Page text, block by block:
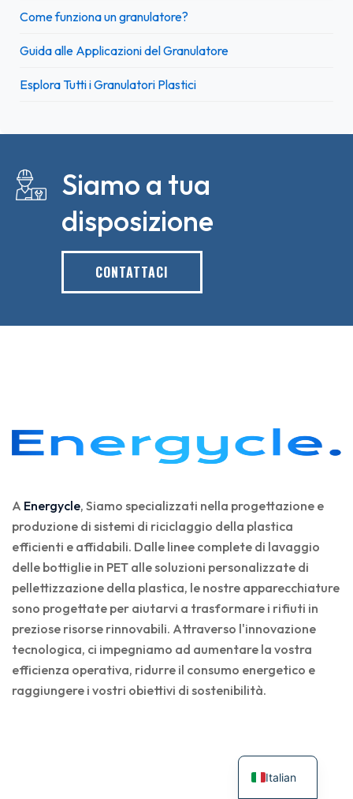
Come funziona un granulatore?
Guida alle Applicazioni del Granulatore
Esplora Tutti i Granulatori Plastici
Siamo a tua
disposizione
CONTATTACI
A Energycle, Siamo specializzati nella progettazione e
produzione di sistemi di riciclaggio della plastica
efficienti e affidabili. Dalle linee complete di lavaggio
delle bottiglie in PET alle soluzioni personalizzate di
pellettizzazione della plastica, le nostre apparecchiature
sono progettate per aiutarvi a trasformare i rifiuti in
preziose risorse rinnovabili. Attraverso l'innovazione
tecnologica, ci impegniamo ad aumentare la vostra
efficienza operativa, ridurre il consumo energetico e
raggiungere i vostri obiettivi di sostenibilità.
Italian